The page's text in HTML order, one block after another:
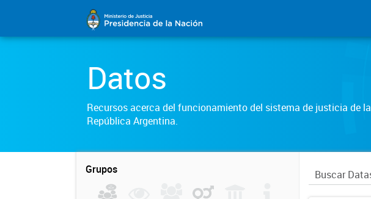
Datos
Recursos acerca del funcionamiento del sistema de justicia de la
República Argentina.
Grupos